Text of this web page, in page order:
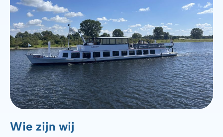
Wie zijn wij